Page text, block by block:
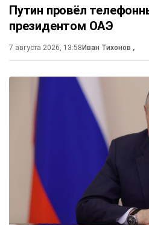
Путин провёл
президентом ОАЭ
7 августа 2026, 13:58 Иван Тихонов ,